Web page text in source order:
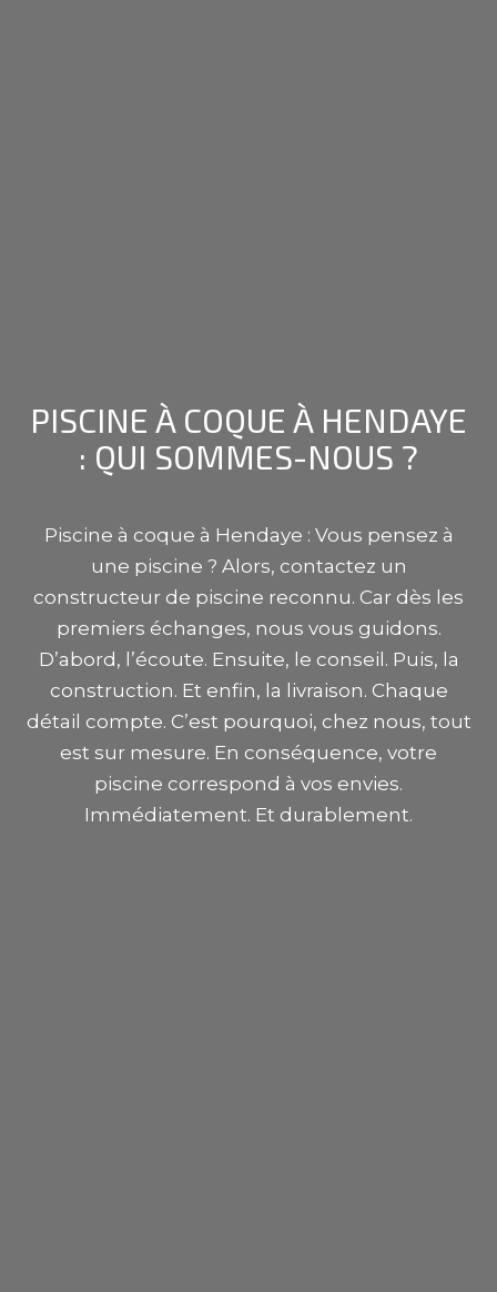
PISCINE À COQUE À HENDAYE
: QUI SOMMES-NOUS ?
Piscine à coque à Hendaye : Vous pensez à
une piscine ? Alors, contactez un
constructeur de piscine reconnu. Car dès les
premiers échanges, nous vous guidons.
D’abord, l’écoute. Ensuite, le conseil. Puis, la
construction. Et enfin, la livraison. Chaque
détail compte. C’est pourquoi, chez nous, tout
est sur mesure. En conséquence, votre
piscine correspond à vos envies.
Immédiatement. Et durablement.